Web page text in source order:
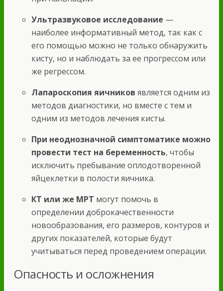
Ультразвуковое исследование —
наиболее информативный метод, так как с
его помощью можно не только обнаружить
кисту, но и наблюдать за ее прогрессом или
же регрессом.
Лапароскопия яичников является одним из
методов диагностики, но вместе с тем и
одним из методов лечения кисты.
При неоднозначной симптоматике можно
провести тест на беременность, чтобы
исключить пребывание оплодотворенной
яйцеклетки в полости яичника.
КТ или же МРТ могут помочь в
определении доброкачественности
новообразования, его размеров, контуров и
других показателей, которые будут
учитываться перед проведением операции.
Опасность и осложнения